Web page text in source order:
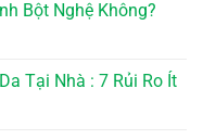
Bột Nghệ Không?
Tại Nhà : 7 Rủi Ro Ít